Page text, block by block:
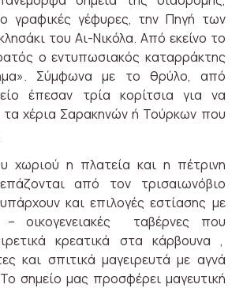
γραφικές γέφυρες, την Πηγή των
του Αι-Νικόλα. Από εκείνο το
ο εντυπωσιακός καταρράκτης
Σύμφωνα με το θρύλο, από
έπεσαν τρία κορίτσια για να
χέρια Σαρακηνών ή Τούρκων που
χωριού η πλατεία και η πέτρινη
από τον τρισαιωνόβιο
και επιλογές εστίασης με
– οικογενειακές ταβέρνες που
κρεατικά στα κάρβουνα ,
και σπιτικά μαγειρευτά με αγνά
σημείο μας προσφέρει μαγευτική